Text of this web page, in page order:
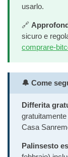
usarlo.
🔗
sicuro e
comprare-
🔔 Come
Differita
Casa
Palinsesto